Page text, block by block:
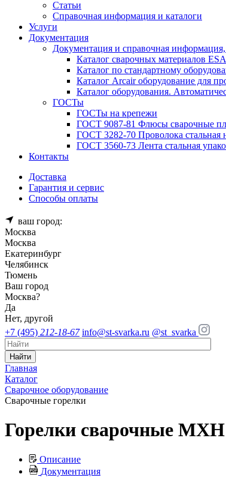
Статьи
Справочная информация и каталоги
Услуги
Документация
Документация и справочная информация,
Каталог сварочных материалов
Каталог по стандартному
Каталог Arcair оборудование для
Каталог оборудования.
ГОСТы
ГОСТы на крепежи
ГОСТ 9087-81 Флюсы сварочные
ГОСТ 3282-70 Проволока стальная
ГОСТ 3560-73 Лента стальная
Контакты
Доставка
Гарантия и сервис
Способы оплаты
ваш город:
Москва
Москва
Екатеринбург
Челябинск
Тюмень
Ваш город
Москва?
Да
Нет, другой
+7 (495) 212-18-67 info@st-svarka.ru @st_svarka
Найти
Главная
Каталог
Сварочное оборудование
Сварочные горелки
Горелки сварочные
Описание
Документация